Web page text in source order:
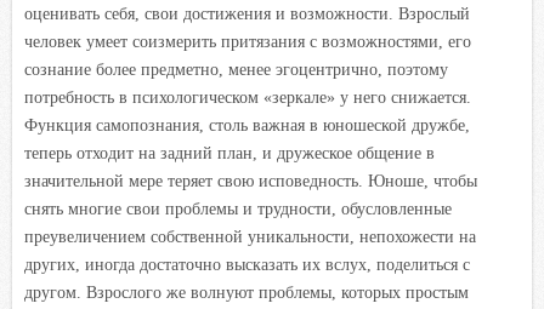
оценивать себя, свои достижения и возможности. Взрослый
человек умеет соизмерить притязания с возможностями, его
сознание более предметно, менее эгоцентрично, поэтому
потребность в психологическом «зеркале» у него снижается.
Функция самопознания, столь важная в юношеской дружбе,
теперь отходит на задний план, и дружеское общение в
значительной мере теряет свою исповедность. Юноше, чтобы
снять многие свои проблемы и трудности, обусловленные
преувеличением собственной уникальности, непохожести на
других, иногда достаточно высказать их вслух, поделиться с
другом. Взрослого же волнуют проблемы, которых простым